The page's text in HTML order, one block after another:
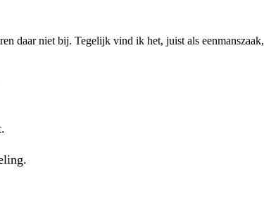
daar niet bij. Tegelijk vind ik het, juist als